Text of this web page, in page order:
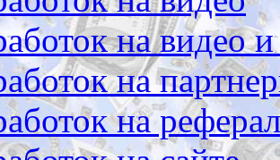
на видео
на
на